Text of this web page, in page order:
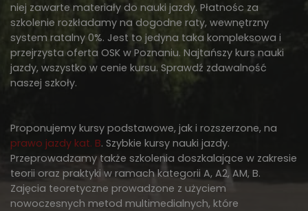
niej zawarte materiały do nauki jazdy. Płatnośc za
szkolenie rozkładamy na dogodne raty, wewnętrzny
system ratalny 0%. Jest to jedyna taka kompleksowa i
przejrzysta oferta OSK w Poznaniu. Najtańszy kurs nauki
jazdy, wszystko w cenie kursu. Sprawdź zdawalność
naszej szkoły.
Proponujemy kursy podstawowe, jak i rozszerzone, na
prawo jazdy kat. B. Szybkie kursy nauki jazdy.
Przeprowadzamy także szkolenia doszkalające w zakresie
teorii oraz praktyki w ramach kategorii A, A2, AM, B.
Zajęcia teoretyczne prowadzone z użyciem
nowoczesnych metod multimedialnych, które